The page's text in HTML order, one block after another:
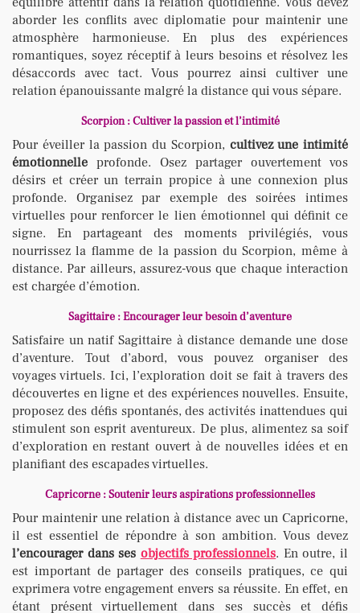
aborder les conflits avec diplomatie pour maintenir une
atmosphère harmonieuse. En plus des expériences
romantiques, soyez réceptif à leurs besoins et résolvez les
désaccords avec tact. Vous pourrez ainsi cultiver une
relation épanouissante malgré la distance qui vous sépare.
Scorpion : Cultiver la passion et l’intimité
Pour éveiller la passion du Scorpion, cultivez une intimité
émotionnelle profonde. Osez partager ouvertement vos
désirs et créer un terrain propice à une connexion plus
profonde. Organisez par exemple des soirées intimes
virtuelles pour renforcer le lien émotionnel qui définit ce
signe. En partageant des moments privilégiés, vous
nourrissez la flamme de la passion du Scorpion, même à
distance. Par ailleurs, assurez-vous que chaque interaction
est chargée d’émotion.
Sagittaire : Encourager leur besoin d’aventure
Satisfaire un natif Sagittaire à distance demande une dose
d’aventure. Tout d’abord, vous pouvez organiser des
voyages virtuels. Ici, l’exploration doit se fait à travers des
découvertes en ligne et des expériences nouvelles. Ensuite,
proposez des défis spontanés, des activités inattendues qui
stimulent son esprit aventureux. De plus, alimentez sa soif
d’exploration en restant ouvert à de nouvelles idées et en
planifiant des escapades virtuelles.
Capricorne : Soutenir leurs aspirations professionnelles
Pour maintenir une relation à distance avec un Capricorne,
il est essentiel de répondre à son ambition. Vous devez
l’encourager dans ses objectifs professionnels. En outre, il
est important de partager des conseils pratiques, ce qui
exprimera votre engagement envers sa réussite. En effet, en
étant présent virtuellement dans ses succès et défis